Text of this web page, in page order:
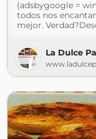
(adsbygoogle =
todos nos
mejor.
La Dulce